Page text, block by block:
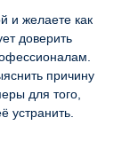
и желаете как
доверить
причину
для того,
устранить.